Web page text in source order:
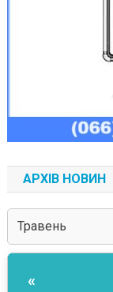
АРХІВ НОВИН
«